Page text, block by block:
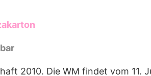
2010. Die WM findet vom